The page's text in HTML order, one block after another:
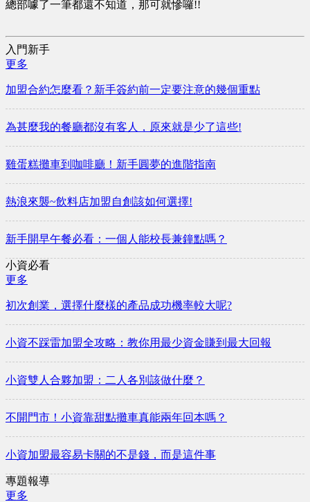
總部噱了一筆都還不知道，那可就慘囉!!
入門新手
更多
加盟合約怎麼看？新手簽約前一定要注意的幾個重點
​為甚麼我的餐廳都沒有客人，原來就是少了這些!
雞蛋糕攤車到咖啡廳！新手圓夢的進階指南
熱浪來襲~飲料店加盟自創該如何選擇!
新手開早午餐必看：一個人能校長兼鐘點嗎？
小資必看
更多
初次創業，選擇什麼樣的產品成功機率較大呢?
小資不踩雷加盟全攻略：教你用最少資金賺到最大回報
小資雙人合夥加盟：二人各別該做什麼？
不開門市！小資靠甜點攤車真能兩年回本嗎？
小資加盟最容易卡關的不是錢，而是這件事
專題報導
更多